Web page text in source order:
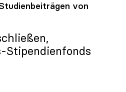
von
Stipendienfonds